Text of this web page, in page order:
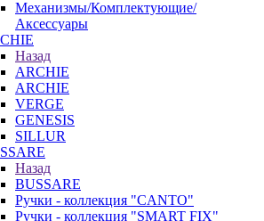
Механизмы/Комплектующие/
Аксессуары
Назад
ARCHIE
ARCHIE
VERGE
GENESIS
SILLUR
Назад
BUSSARE
Ручки - коллекция "CANTO"
Ручки - коллекция "SMART FIX"